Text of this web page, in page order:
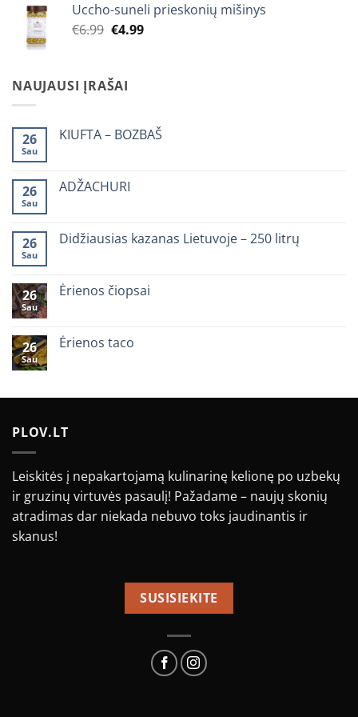
Uccho-suneli prieskonių mišinys
€6.99 Original
€6.99.
€4.99Current
NAUJAUSI ĮRAŠAI
26
Sau
KIUFTA – BOZBAŠ
KIUFTA
–
26
Sau
ADŽACHURI
ADŽACHURI
26
Sau
Didžiausias kazanas Lietuvoje – 250 litrų
Didžiausias
kazanas
litrų
26
Sau
Ėrienos čiopsai
Ėrienos
čiopsai
26
Sau
Ėrienos taco
taco
PLOV.LT
Leiskitės į nepakartojamą kulinarinę kelionę po uzbekų
ir gruzinų virtuvės pasaulį! Pažadame – naujų skonių
atradimas dar niekada nebuvo toks jaudinantis ir
skanus!
SUSISIEKITE